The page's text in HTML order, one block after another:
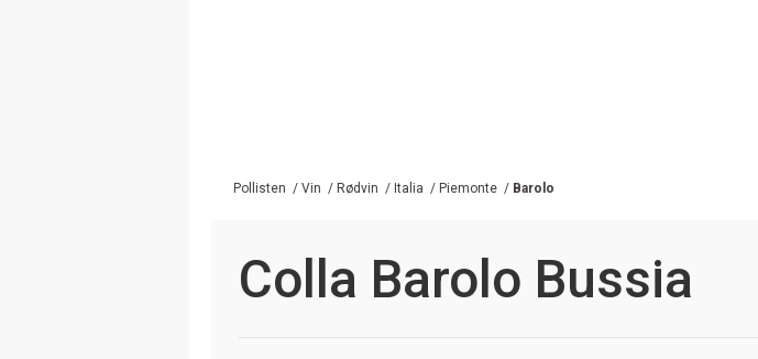
Pollisten / Vin / Rødvin / Italia / Piemonte / Barolo
Colla Barolo Bussia